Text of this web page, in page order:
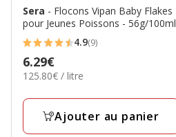
Sera - Flocons Vipan Baby Flakes
pour Jeunes Poissons - 56g/100ml
4.9
étoiles
avec
9
4.9(9)
Prix
6.29€
6.29€
125.80€
Litre
125.80€ / litre
Ajouter au panier